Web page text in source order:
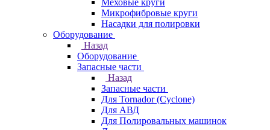
Меховые круги
Микрофибровые круги
Насадки для полировки
Оборудование
Назад
Оборудование
Запасные части
Назад
Запасные части
Для Tornador (Cyclone)
Для АВД
Для Полировальных машинок